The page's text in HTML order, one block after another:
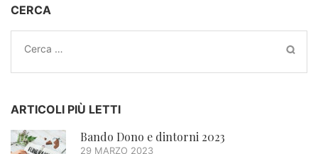
CERCA
ARTICOLI PIÙ LETTI
Bando Dono e dintorni 2023
29 MARZO 2023